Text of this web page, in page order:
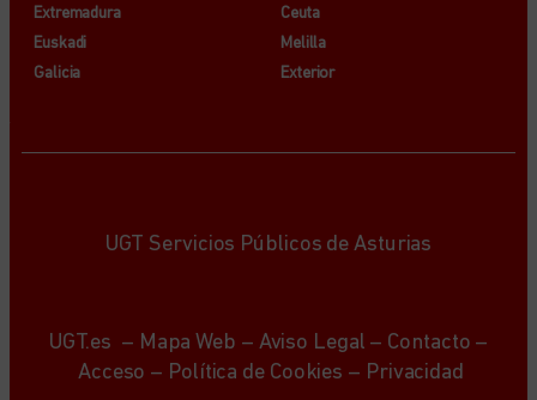
Extremadura
Euskadi
Galicia
Ceuta
Melilla
Exterior
UGT Servicios Públicos de Asturias
UGT.es – Mapa Web – Aviso Legal – Contacto –
Acceso – Política de Cookies – Privacidad